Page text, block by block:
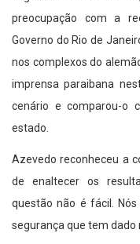
preocupação com a
Governo do Rio de
nos complexos do
imprensa paraibana
cenário e comparou-o
estado.
Azevedo reconheceu a
de enaltecer os
questão não é fácil.
segurança que tem dado